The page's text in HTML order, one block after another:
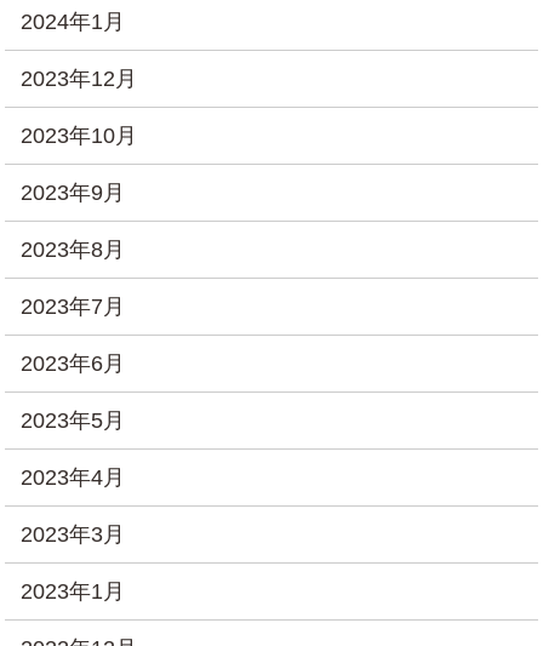
2024年1月
2023年12月
2023年10月
2023年9月
2023年8月
2023年7月
2023年6月
2023年5月
2023年4月
2023年3月
2023年1月